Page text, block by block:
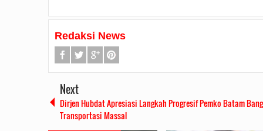
Redaksi News
Next
Dirjen Hubdat Apresiasi Langkah Progresif Pemko Batam
Transportasi Massal